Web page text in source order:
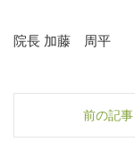
院長 加藤 周平
前の記事